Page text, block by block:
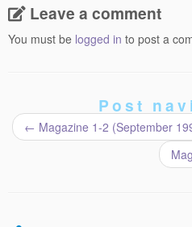
Leave a comment
You must be logged in to post a
Post
← Magazine 1-2 (September